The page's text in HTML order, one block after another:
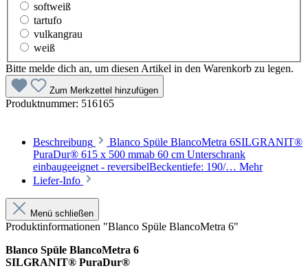
softweiß
tartufo
vulkangrau
weiß
Bitte melde dich an, um diesen Artikel in den Warenkorb zu legen.
Zum Merkzettel hinzufügen
Produktnummer: 516165
Beschreibung
Blanco Spüle BlancoMetra 6SILGRANIT®
PuraDur® 615 x 500 mmab 60 cm Unterschrank
einbaugeeignet - reversibelBeckentiefe: 190/… Mehr
Liefer-Info
Menü schließen
Produktinformationen "Blanco Spüle BlancoMetra 6"
Blanco Spüle BlancoMetra 6
SILGRANIT® PuraDur®